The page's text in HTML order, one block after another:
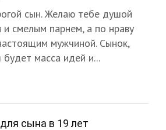
сын. Желаю тебе душой
и смелым парнем, а по нраву
мужчиной. Сынок,
будет масса идей и...
сына в 19 лет